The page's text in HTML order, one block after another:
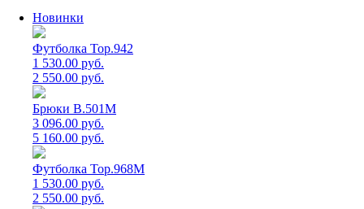
Новинки
Футболка Top.942
1 530.00 руб.
2 550.00 руб.
Брюки B.501M
3 096.00 руб.
5 160.00 руб.
Футболка Top.968M
1 530.00 руб.
2 550.00 руб.